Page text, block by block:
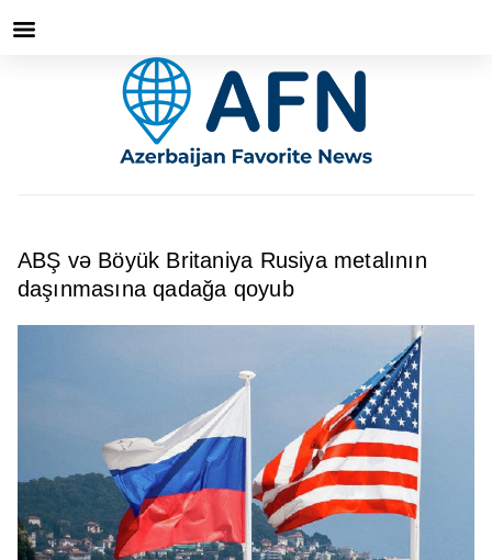
ABŞ və Böyük Britaniya Rusiya metalının
daşınmasına qadağa qoyub